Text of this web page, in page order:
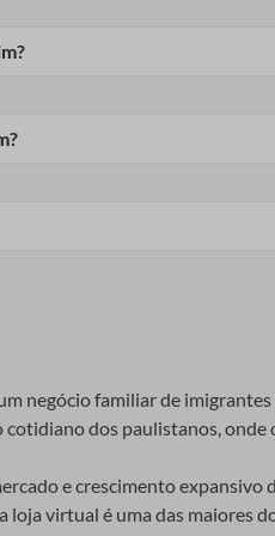
sendo fabricado em um tecido
usado em roupas,
negócio familiar de
dos paulistanos,
e crescimento expansivo
virtual é uma das maiores